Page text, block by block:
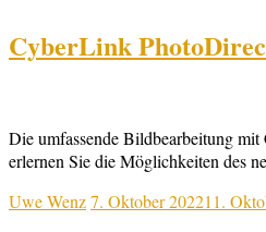
CyberLink
Die umfassende Bildbearbeitung
erlernen Sie die Möglichkeiten des
Uwe Wenz7. Oktober 202211.